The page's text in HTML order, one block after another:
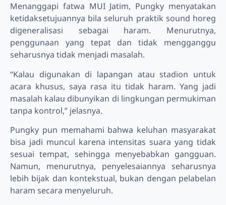
Menanggapi fatwa MUI Jatim, Pungky menyatakan
ketidaksetujuannya bila seluruh praktik sound horeg
digeneralisasi sebagai haram. Menurutnya,
penggunaan yang tepat dan tidak mengganggu
seharusnya tidak menjadi masalah.
“Kalau digunakan di lapangan atau stadion untuk
acara khusus, saya rasa itu tidak haram. Yang jadi
masalah kalau dibunyikan di lingkungan permukiman
tanpa kontrol,” jelasnya.
Pungky pun memahami bahwa keluhan masyarakat
bisa jadi muncul karena intensitas suara yang tidak
sesuai tempat, sehingga menyebabkan gangguan.
Namun, menurutnya, penyelesaiannya seharusnya
lebih bijak dan kontekstual, bukan dengan pelabelan
haram secara menyeluruh.